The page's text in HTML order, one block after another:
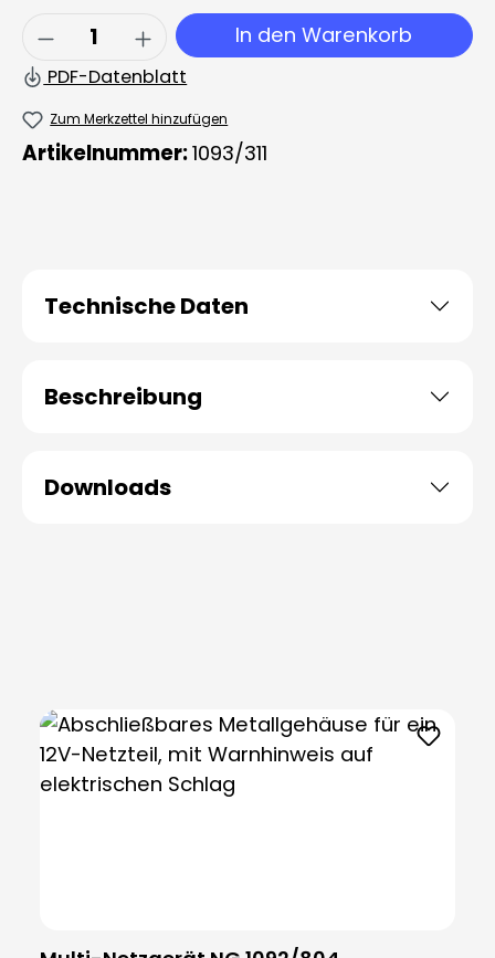
Produkt Anzahl: Gib den
In den Warenkorb
PDF-Datenblatt
Zum Merkzettel hinzufügen
Artikelnummer:1093/311
Technische Daten
Beschreibung
Downloads